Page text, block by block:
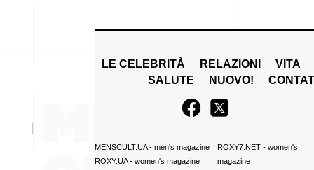
LE CELEBRITÀ RELAZIONI
VITA
SALUTE
NUOVO!
MENSCULT.UA- men's magazine
ROXY.UA- women's magazine
ROXY7.NET- women's
magazine